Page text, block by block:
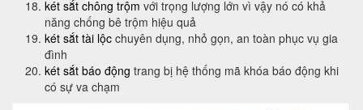
két sắt chông trộm với trọng lượng lớn vì vậy nó có khả
năng chống bê trộm hiệu quả
két sắt tài lộc chuyên dụng, nhỏ gọn, an toàn phục vụ gia
đình
két sắt báo động trang bị hệ thống mã khóa báo động khi
có sự va chạm